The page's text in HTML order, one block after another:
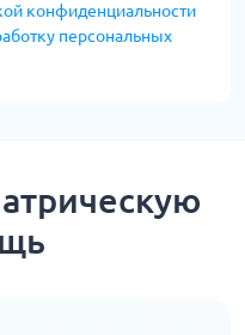
конфиденциальности
персональных